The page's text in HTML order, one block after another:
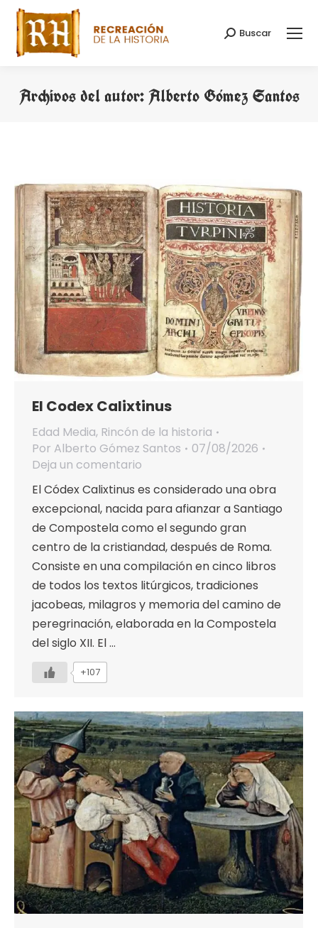
Buscar:
Buscar
Archivos del autor:Alberto Gómez Santos
El Codex Calixtinus
Edad Media, Rincón de la historia
Por Alberto Gómez Santos
07/08/2026
Deja un comentario
El Códex Calixtinus es considerado una obra
excepcional, nacida para afianzar a Santiago
de Compostela como el segundo gran
centro de la cristiandad, después de Roma.
Consiste en una compilación en cinco libros
de todos los textos litúrgicos, tradiciones
jacobeas, milagros y memoria del camino de
peregrinación, elaborada en la Compostela
del siglo XII. El …
+107